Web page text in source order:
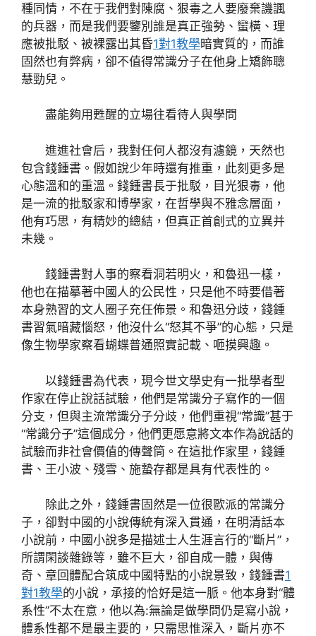
種同情，不在于我們對陳腐、狠毒之人要廢棄譏諷
的兵器，而是我們要鑒別誰是真正強勢、蠻橫、理
應被批駁、被裸露出其昏1對1教學暗實質的，而誰
固然也有弊病，卻不值得常識分子在他身上矯飾聰
慧勁兒。
盡能夠用甦醒的立場往看待人與學問
進進社會后，我對任何人都沒有濾鏡，天然也
包含錢鍾書。假如說少年時還有推重，此刻更多是
心態溫和的重溫。錢鍾書長于批駁，目光狠毒，他
是一流的批駁家和博學家，在哲學與不雅念層面，
他有巧思，有精妙的總結，但真正首創式的立異并
未幾。
錢鍾書對人事的察看洞若明火，和魯迅一樣，
他也在描摹著中國人的公民性，只是他不時要借著
本身熟習的文人圈子充任佈景。和魯迅分歧，錢鍾
書習氣暗藏惱怒，他沒什么“怒其不爭”的心態，只是
像生物學家察看蝴蝶普通照實記載、咂摸興趣。
以錢鍾書為代表，現今世文學史有一批學者型
作家在停止說話試驗，他們是常識分子寫作的一個
分支，但與主流常識分子分歧，他們重視“常識”甚于
“常識分子”這個成分，他們更愿意將文本作為說話的
試驗而非社會價值的傳聲筒。在這批作家里，錢鍾
書、王小波、殘雪、施蟄存都是具有代表性的。
除此之外，錢鍾書固然是一位很歐派的常識分
子，卻對中國的小說傳統有深入貫通，在明清話本
小說前，中國小說多是描述士人生涯言行的“斷片”，
所謂閑談雜錄等，雖不巨大，卻自成一體，與傳
奇、章回體配合筑成中國特點的小說景致，錢鍾書1
對1教學的小說，承接的恰好是這一脈。他本身對“體
系性”不太在意，他以為:無論是做學問仍是寫小說，
體系性都不是最主要的，只需思惟深入，斷片亦不